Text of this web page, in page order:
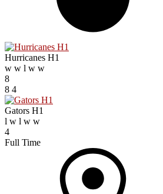
Hurricanes H1
w w l w w
8
8 4
Gators H1
l w l w w
4
Full Time